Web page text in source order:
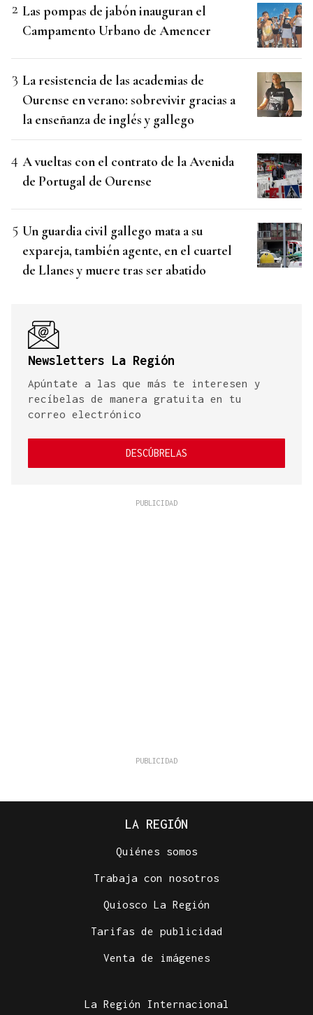
Las pompas de jabón inauguran el
Campamento Urbano de Amencer
La resistencia de las academias de
Ourense en verano: sobrevivir gracias a
la enseñanza de inglés y gallego
A vueltas con el contrato de la Avenida
de Portugal de Ourense
Un guardia civil gallego mata a su
expareja, también agente, en el cuartel
de Llanes y muere tras ser abatido
Newsletters La Región
Apúntate a las que más te interesen y
recíbelas de manera gratuita en tu
correo electrónico
DESCÚBRELAS
LA REGIÓN
Quiénes somos
Trabaja con nosotros
Quiosco La Región
Tarifas de publicidad
Venta de imágenes
La Región Internacional